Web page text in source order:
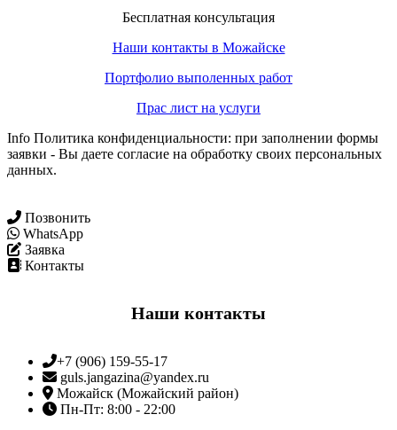
Бесплатная консультация
Наши контакты в Можайске
Портфолио выполенных работ
Прас лист на услуги
Info Политика конфиденциальности: при заполнении формы
заявки - Вы даете согласие на обработку своих персональных
данных.
Позвонить
WhatsApp
Заявка
Контакты
Наши контакты
+7 (906) 159-55-17
guls.jangazina@yandex.ru
Можайск (Можайский район)
Пн-Пт: 8:00 - 22:00